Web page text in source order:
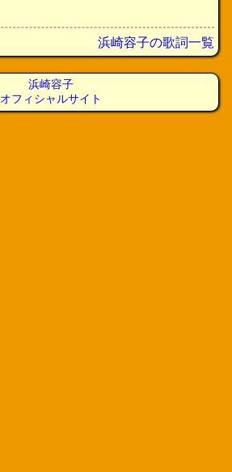
浜崎容子の歌詞一覧
浜崎容子
オフィシャルサイト